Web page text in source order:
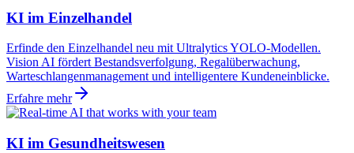
KI im Einzelhandel
Erfinde den Einzelhandel neu mit Ultralytics YOLO-Modellen.
Vision AI fördert Bestandsverfolgung, Regalüberwachung,
Warteschlangenmanagement und intelligentere Kundeneinblicke.
Erfahre mehr
KI im Gesundheitswesen